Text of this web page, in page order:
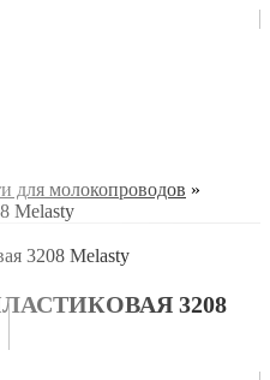
для молокопроводов »
Melasty
3208